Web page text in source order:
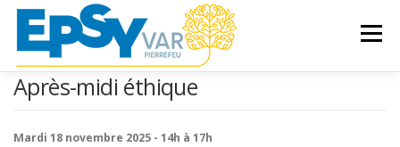
Aller
contenu
Menu
ACCUEIL LES SOINS
Après-midi éthique
Mardi 18 novembre 2025 - 14h à 17h